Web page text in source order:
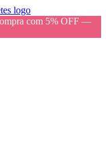
com 5% OFF —